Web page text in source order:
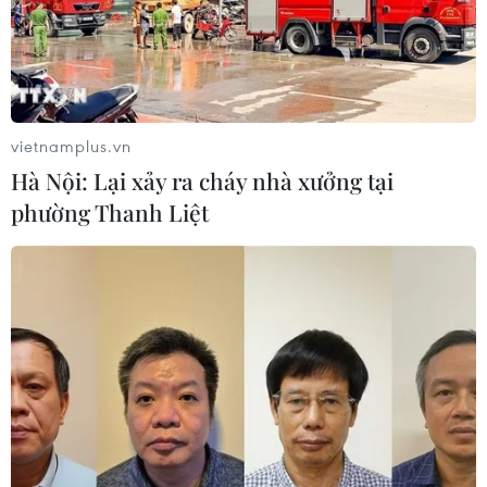
Quan hệ Đối tác chiến
lược toàn diện Việt Nam-Australia
08/08/2026 23:13
Olympic Trí tuệ nhân
tạo quốc tế 2026: 7/8 học sinh Việt
Việt Nam đóng góp chủ
động, tích cực, thực chất hơn cho
Cộng đồng ASEAN
08/08/2026 14:03
vietnamplus.vn
Hà Nội: Lại xảy ra cháy nhà xưởng tại
phường Thanh Liệt